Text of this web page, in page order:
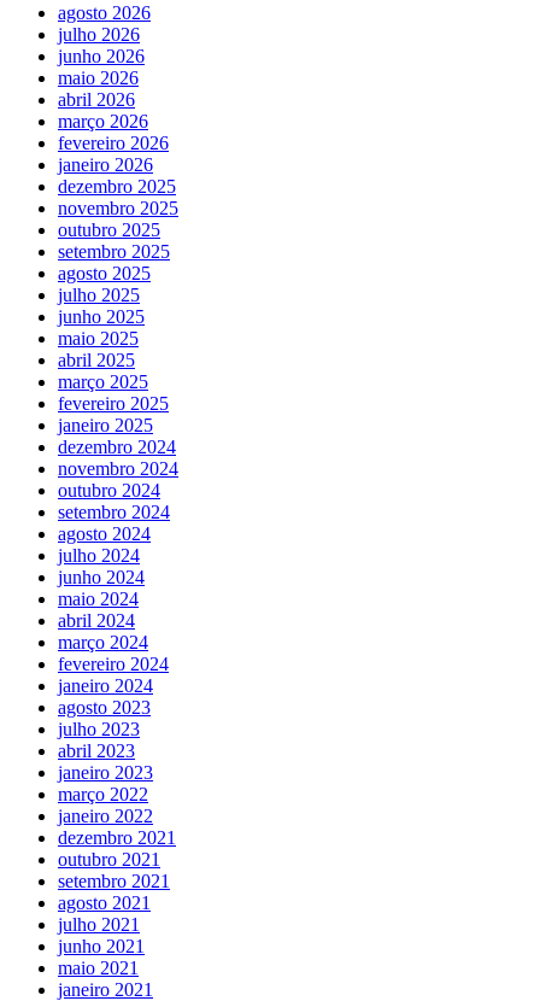
agosto 2026
julho 2026
junho 2026
maio 2026
abril 2026
março 2026
fevereiro 2026
janeiro 2026
dezembro 2025
novembro 2025
outubro 2025
setembro 2025
agosto 2025
julho 2025
junho 2025
maio 2025
abril 2025
março 2025
fevereiro 2025
janeiro 2025
dezembro 2024
novembro 2024
outubro 2024
setembro 2024
agosto 2024
julho 2024
junho 2024
maio 2024
abril 2024
março 2024
fevereiro 2024
janeiro 2024
agosto 2023
julho 2023
abril 2023
janeiro 2023
março 2022
janeiro 2022
dezembro 2021
outubro 2021
setembro 2021
agosto 2021
julho 2021
junho 2021
maio 2021
janeiro 2021